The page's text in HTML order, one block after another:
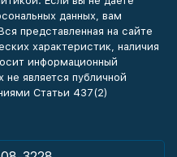
данных, вам
представленная на сайте
характеристик, наличия
информационный
не является публичной
Статьи 437(2)